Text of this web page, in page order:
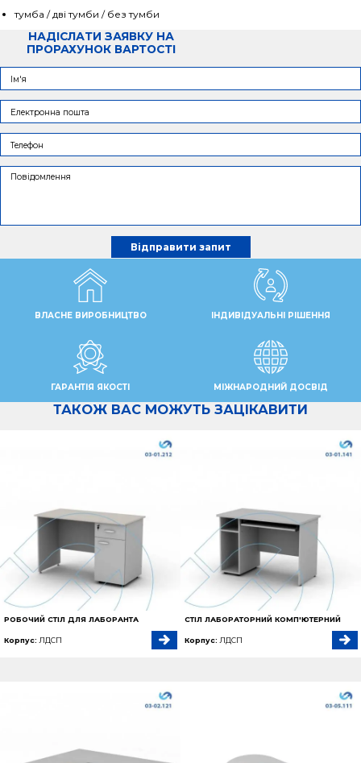
тумба / дві тумби / без тумби
НАДІСЛАТИ ЗАЯВКУ НА
ПРОРАХУНОК ВАРТОСТІ
ВЛАСНЕ ВИРОБНИЦТВО ІНДИВІДУАЛЬНІ РІШЕННЯ
ГАРАНТІЯ ЯКОСТІ МІЖНАРОДНИЙ ДОСВІД
ТАКОЖ ВАС МОЖУТЬ ЗАЦІКАВИТИ
РОБОЧИЙ СТІЛ ДЛЯ ЛАБОРАНТА
Корпус: ЛДСП
СТІЛ ЛАБОРАТОРНИЙ КОМП'ЮТЕРНИЙ
Корпус: ЛДСП